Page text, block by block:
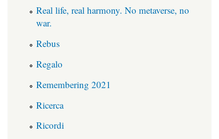
Real life, real harmony. No metaverse, no
war.
Rebus
Regalo
Remembering 2021
Ricerca
Ricordi